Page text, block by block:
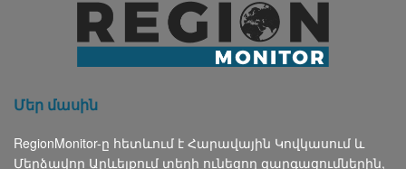
Մեր մասին
RegionMonitor-ը հետևում է Հարավային Կովկասում և
Մերձավոր Արևելքում տեղի ունեցող զարգացումներին,